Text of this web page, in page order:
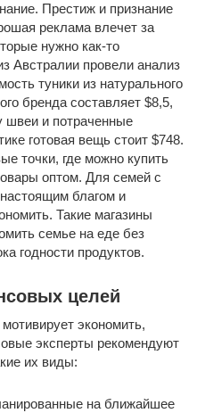
Престиж и признание
реклама влечет за
нужно как-то
Австралии провели анализ
туники из натурального
бренда составляет $8,5,
швеи и потраченные
готовая вещь стоит $748.
точки, где можно купить
оптом. Для семей с
благом и
Такие магазины
семье на еде без
годности продуктов.
целей
экономить,
эксперты рекомендуют
их виды:
на ближайшее